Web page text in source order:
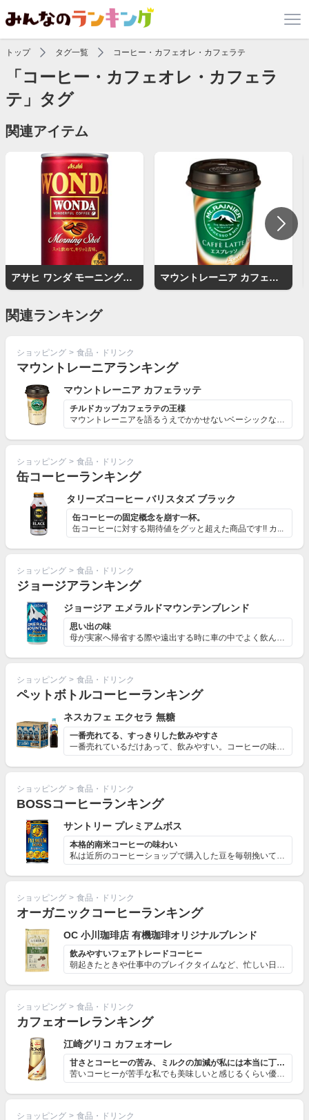
トップ タグ一覧 コーヒー・カフェオレ・カフェラテ
「コーヒー・カフェオレ・カフェラ
テ」タグ
関連アイテム
アサヒ ワンダ モーニングショット マウントレーニア カフェラッテ エスプレッソ
関連ランキング
ショッピング > 食品・ドリンク
マウントレーニアランキング
マウントレーニア カフェラッテ
チルドカップカフェラテの王様
マウントレーニアを語るうえでかかせないベーシックな味。...
ショッピング > 食品・ドリンク
缶コーヒーランキング
タリーズコーヒー バリスタズ ブラック
缶コーヒーの固定概念を崩す一杯。
缶コーヒーに対する期待値をグッと超えた商品です!! カ...
ショッピング > 食品・ドリンク
ジョージアランキング
ジョージア エメラルドマウンテンブレンド
思い出の味
母が実家へ帰省する際や遠出する時に車の中でよく飲んでい...
ショッピング > 食品・ドリンク
ペットボトルコーヒーランキング
ネスカフェ エクセラ 無糖
一番売れてる、すっきりした飲みやすさ
一番売れているだけあって、飲みやすい。コーヒーの味をあ...
ショッピング > 食品・ドリンク
BOSSコーヒーランキング
サントリー プレミアムボス
本格的南米コーヒーの味わい
私は近所のコーヒーショップで購入した豆を毎朝挽いて飲ん...
ショッピング > 食品・ドリンク
オーガニックコーヒーランキング
OC 小川珈琲店 有機珈琲オリジナルブレンド
飲みやすいフェアトレードコーヒー
朝起きたときや仕事中のブレイクタイムなど、忙しい日々を...
ショッピング > 食品・ドリンク
カフェオーレランキング
江崎グリコ カフェオーレ
甘さとコーヒーの苦み、ミルクの加減が私には本当に丁度良...
苦いコーヒーが苦手な私でも美味しいと感じるくらい優しい...
ショッピング > 食品・ドリンク